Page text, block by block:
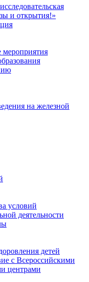
и открытия!»
мероприятия
на железной
условий
деятельности
детей
с Всероссийскими
центрами